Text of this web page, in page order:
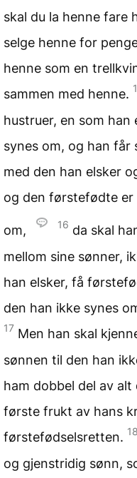
skal du la henne fare
selge henne for
henne som en
sammen med henne.
hustruer, en som han
synes om, og han får
med den han elsker
og den førstefødte er
om, 16 da skal
mellom sine sønner,
han elsker, få
den han ikke synes
17 Men han skal
sønnen til den han
ham dobbel del av alt
første frukt av hans
førstefødselsretten. 18
og gjenstridig sønn,